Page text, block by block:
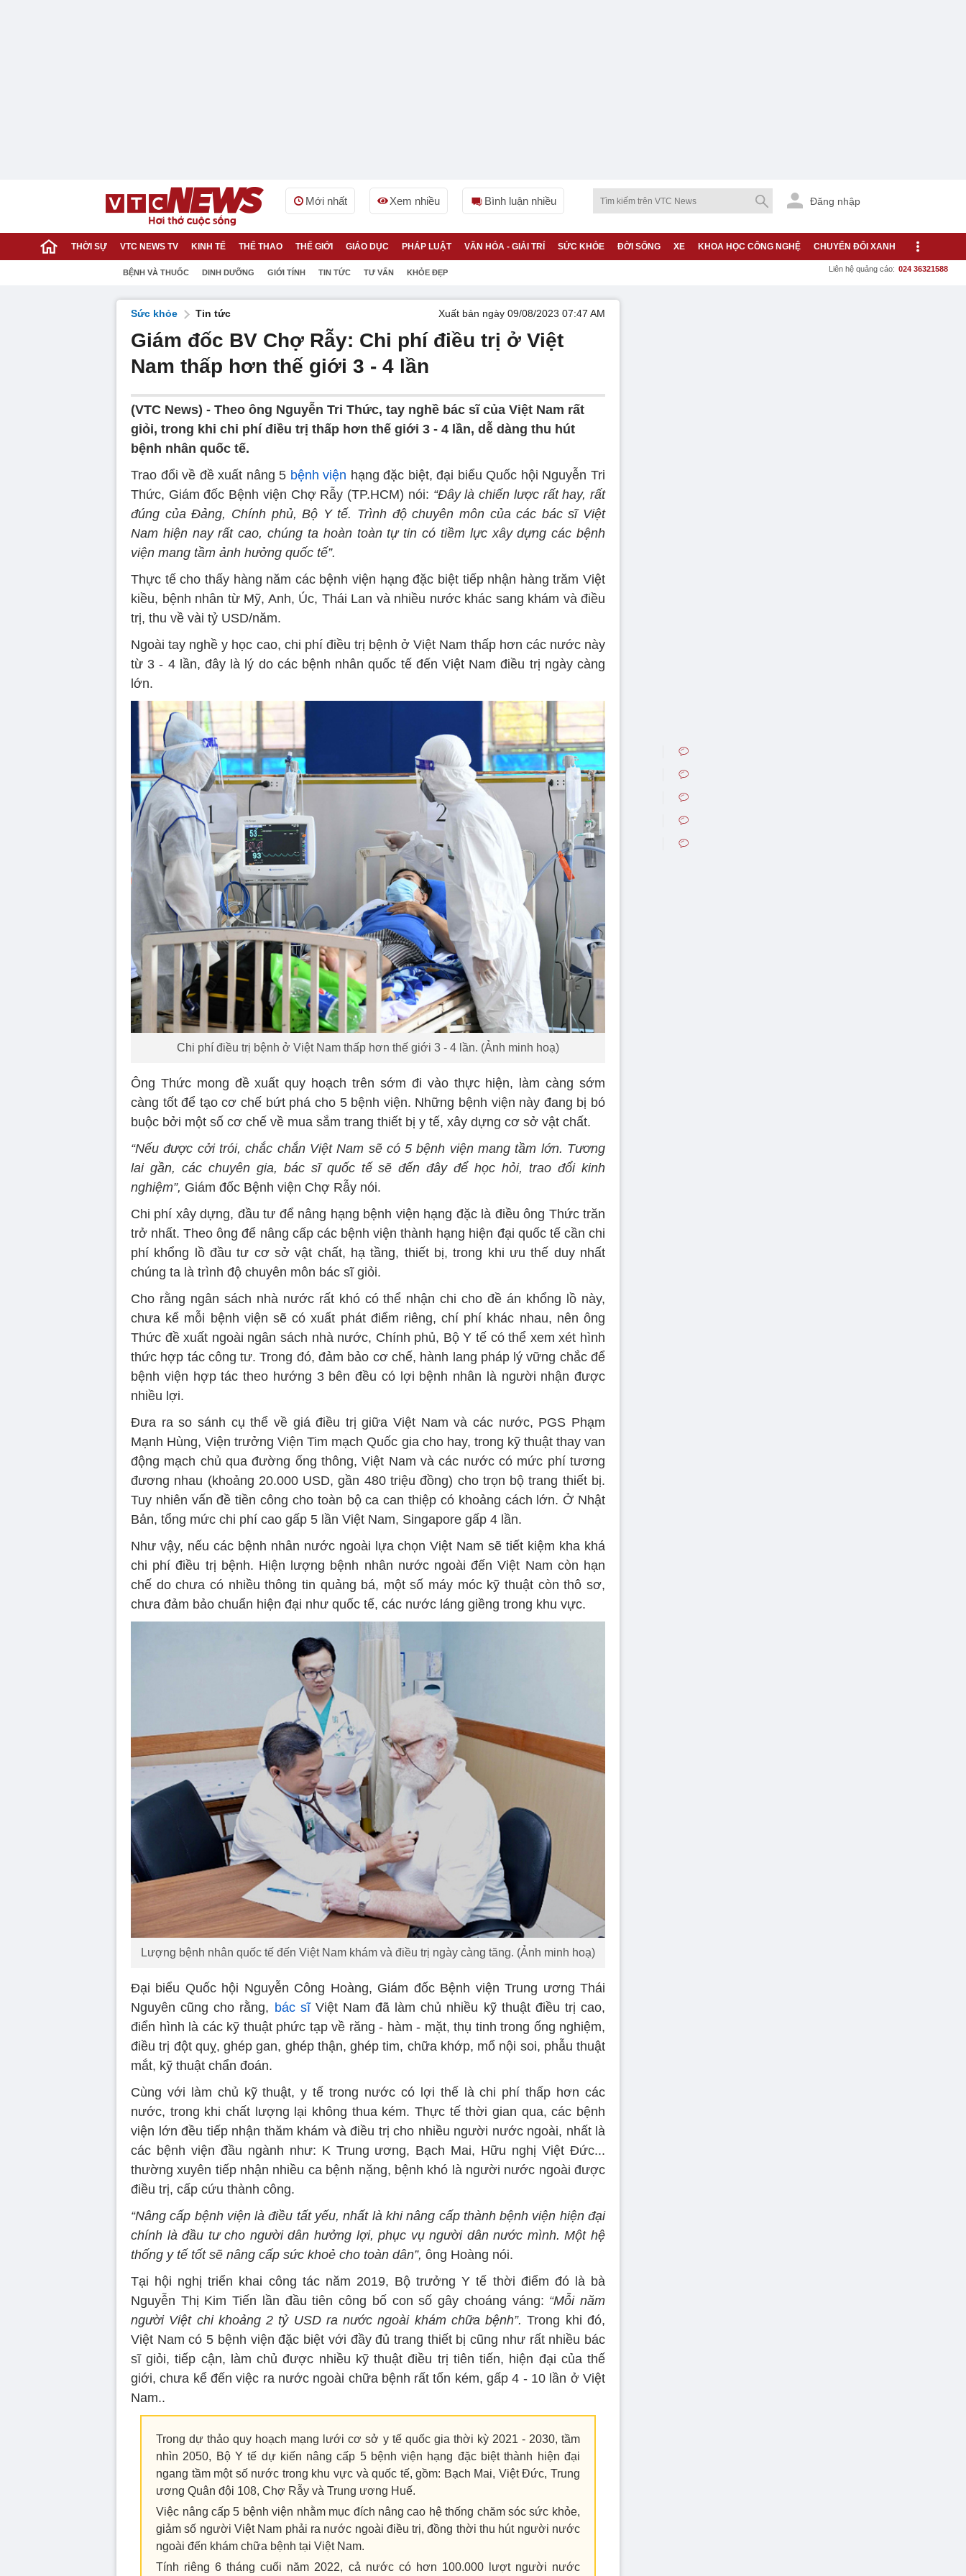
Mới nhất Xem nhiều Bình luận nhiều Đăng nhập
THỜI SỰ VTC NEWS TV KINH TẾ THỂ THAO THẾ GIỚI GIÁO DỤC PHÁP LUẬT VĂN HÓA - GIẢI TRÍ SỨC KHỎE ĐỜI SỐNG XE KHOA HỌC CÔNG NGHỆ CHUYỂN ĐỔI XANH
BỆNH VÀ THUỐC DINH DƯỠNG GIỚI TÍNH TIN TỨC TƯ VẤN KHỎE ĐẸP Liên hệ quảng cáo: 024 36321588
Sức khỏe Tin tức Xuất bản ngày 09/08/2023 07:47 AM
Giám đốc BV Chợ Rẫy: Chi phí điều trị ở Việt
Nam thấp hơn thế giới 3 - 4 lần
(VTC News) - Theo ông Nguyễn Tri Thức, tay nghề bác sĩ của Việt Nam rất
giỏi, trong khi chi phí điều trị thấp hơn thế giới 3 - 4 lần, dễ dàng thu hút
bệnh nhân quốc tế.
Trao đổi về đề xuất nâng 5 bệnh viện hạng đặc biệt, đại biểu Quốc hội Nguyễn Tri
Thức, Giám đốc Bệnh viện Chợ Rẫy (TP.HCM) nói: “Đây là chiến lược rất hay, rất
đúng của Đảng, Chính phủ, Bộ Y tế. Trình độ chuyên môn của các bác sĩ Việt
Nam hiện nay rất cao, chúng ta hoàn toàn tự tin có tiềm lực xây dựng các bệnh
viện mang tầm ảnh hưởng quốc tế”.
Thực tế cho thấy hàng năm các bệnh viện hạng đặc biệt tiếp nhận hàng trăm Việt
kiều, bệnh nhân từ Mỹ, Anh, Úc, Thái Lan và nhiều nước khác sang khám và điều
trị, thu về vài tỷ USD/năm.
Ngoài tay nghề y học cao, chi phí điều trị bệnh ở Việt Nam thấp hơn các nước này
từ 3 - 4 lần, đây là lý do các bệnh nhân quốc tế đến Việt Nam điều trị ngày càng
lớn.
Chi phí điều trị bệnh ở Việt Nam thấp hơn thế giới 3 - 4 lần. (Ảnh minh hoạ)
Ông Thức mong đề xuất quy hoạch trên sớm đi vào thực hiện, làm càng sớm
càng tốt để tạo cơ chế bứt phá cho 5 bệnh viện. Những bệnh viện này đang bị bó
buộc bởi một số cơ chế về mua sắm trang thiết bị y tế, xây dựng cơ sở vật chất.
“Nếu được cởi trói, chắc chắn Việt Nam sẽ có 5 bệnh viện mang tầm lớn. Tương
lai gần, các chuyên gia, bác sĩ quốc tế sẽ đến đây để học hỏi, trao đổi kinh
nghiệm”, Giám đốc Bệnh viện Chợ Rẫy nói.
Chi phí xây dựng, đầu tư để nâng hạng bệnh viện hạng đặc là điều ông Thức trăn
trở nhất. Theo ông để nâng cấp các bệnh viện thành hạng hiện đại quốc tế cần chi
phí khổng lồ đầu tư cơ sở vật chất, hạ tầng, thiết bị, trong khi ưu thế duy nhất
chúng ta là trình độ chuyên môn bác sĩ giỏi.
Cho rằng ngân sách nhà nước rất khó có thể nhận chi cho đề án khổng lồ này,
chưa kể mỗi bệnh viện sẽ có xuất phát điểm riêng, chí phí khác nhau, nên ông
Thức đề xuất ngoài ngân sách nhà nước, Chính phủ, Bộ Y tế có thể xem xét hình
thức hợp tác công tư. Trong đó, đảm bảo cơ chế, hành lang pháp lý vững chắc để
bệnh viện hợp tác theo hướng 3 bên đều có lợi bệnh nhân là người nhận được
nhiều lợi.
Đưa ra so sánh cụ thể về giá điều trị giữa Việt Nam và các nước, PGS Phạm
Mạnh Hùng, Viện trưởng Viện Tim mạch Quốc gia cho hay, trong kỹ thuật thay van
động mạch chủ qua đường ống thông, Việt Nam và các nước có mức phí tương
đương nhau (khoảng 20.000 USD, gần 480 triệu đồng) cho trọn bộ trang thiết bị.
Tuy nhiên vấn đề tiền công cho toàn bộ ca can thiệp có khoảng cách lớn. Ở Nhật
Bản, tổng mức chi phí cao gấp 5 lần Việt Nam, Singapore gấp 4 lần.
Như vậy, nếu các bệnh nhân nước ngoài lựa chọn Việt Nam sẽ tiết kiệm kha khá
chi phí điều trị bệnh. Hiện lượng bệnh nhân nước ngoài đến Việt Nam còn hạn
chế do chưa có nhiều thông tin quảng bá, một số máy móc kỹ thuật còn thô sơ,
chưa đảm bảo chuẩn hiện đại như quốc tế, các nước láng giềng trong khu vực.
Lượng bệnh nhân quốc tế đến Việt Nam khám và điều trị ngày càng tăng. (Ảnh minh hoạ)
Đại biểu Quốc hội Nguyễn Công Hoàng, Giám đốc Bệnh viện Trung ương Thái
Nguyên cũng cho rằng, bác sĩViệt Nam đã làm chủ nhiều kỹ thuật điều trị cao,
điển hình là các kỹ thuật phức tạp về răng - hàm - mặt, thụ tinh trong ống nghiệm,
điều trị đột quỵ, ghép gan, ghép thận, ghép tim, chữa khớp, mổ nội soi, phẫu thuật
mắt, kỹ thuật chẩn đoán.
Cùng với làm chủ kỹ thuật, y tế trong nước có lợi thế là chi phí thấp hơn các
nước, trong khi chất lượng lại không thua kém. Thực tế thời gian qua, các bệnh
viện lớn đều tiếp nhận thăm khám và điều trị cho nhiều người nước ngoài, nhất là
các bệnh viện đầu ngành như: K Trung ương, Bạch Mai, Hữu nghị Việt Đức...
thường xuyên tiếp nhận nhiều ca bệnh nặng, bệnh khó là người nước ngoài được
điều trị, cấp cứu thành công.
“Nâng cấp bệnh viện là điều tất yếu, nhất là khi nâng cấp thành bệnh viện hiện đại
chính là đầu tư cho người dân hưởng lợi, phục vụ người dân nước mình. Một hệ
thống y tế tốt sẽ nâng cấp sức khoẻ cho toàn dân”, ông Hoàng nói.
Tại hội nghị triển khai công tác năm 2019, Bộ trưởng Y tế thời điểm đó là bà
Nguyễn Thị Kim Tiến lần đầu tiên công bố con số gây choáng váng: “Mỗi năm
người Việt chi khoảng 2 tỷ USD ra nước ngoài khám chữa bệnh”.Trong khi đó,
Việt Nam có 5 bệnh viện đặc biệt với đầy đủ trang thiết bị cũng như rất nhiều bác
sĩ giỏi, tiếp cận, làm chủ được nhiều kỹ thuật điều trị tiên tiến, hiện đại của thế
giới, chưa kể đến việc ra nước ngoài chữa bệnh rất tốn kém, gấp 4 - 10 lần ở Việt
Nam..
Trong dự thảo quy hoạch mạng lưới cơ sở y tế quốc gia thời kỳ 2021 - 2030, tầm
nhìn 2050, Bộ Y tế dự kiến nâng cấp 5 bệnh viện hạng đặc biệt thành hiện đại
ngang tầm một số nước trong khu vực và quốc tế, gồm: Bạch Mai, Việt Đức, Trung
ương Quân đội 108, Chợ Rẫy và Trung ương Huế.
Việc nâng cấp 5 bệnh viện nhằm mục đích nâng cao hệ thống chăm sóc sức khỏe,
giảm số người Việt Nam phải ra nước ngoài điều trị, đồng thời thu hút người nước
ngoài đến khám chữa bệnh tại Việt Nam.
Tính riêng 6 tháng cuối năm 2022, cả nước có hơn 100.000 lượt người nước